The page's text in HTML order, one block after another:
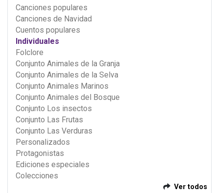
Canciones populares
Canciones de Navidad
Cuentos populares
Individuales
Folclore
Conjunto Animales de la Granja
Conjunto Animales de la Selva
Conjunto Animales Marinos
Conjunto Animales del Bosque
Conjunto Los insectos
Conjunto Las Frutas
Conjunto Las Verduras
Personalizados
Protagonistas
Ediciones especiales
Colecciones
Ver todos